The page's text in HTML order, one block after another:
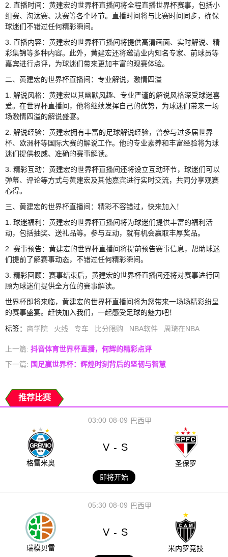
2. 直播时间：黄建宏的世界杯直播间将全程直播世界杯赛事，包括小
组赛、淘汰赛、决赛等各个环节。直播时间将与比赛时间同步，确保
球迷们不错过任何精彩瞬间。
3. 直播内容：黄建宏的世界杯直播间将提供高清画面、实时解说、精
彩集锦等多种内容。此外，黄建宏还将邀请业内知名专家、前球员等
嘉宾进行点评，为球迷们带来更加丰富的观赛体验。
二、黄建宏的世界杯直播间：专业解说，激情四溢
1. 解说风格：黄建宏以其幽默风趣、专业严谨的解说风格深受球迷喜
爱。在世界杯直播间，他将继续发挥自己的优势，为球迷们带来一场
场激情四溢的解说盛宴。
2. 解说经验：黄建宏拥有丰富的足球解说经验，曾参与过多届世界
杯、欧洲杯等国际大赛的解说工作。他的专业素养和丰富经验将为球
迷们提供权威、准确的赛事解读。
3. 精彩互动：黄建宏的世界杯直播间还将设立互动环节，球迷们可以
弹幕、评论等方式与黄建宏及其他嘉宾进行实时交流，共同分享观赛
心得。
三、黄建宏的世界杯直播间：精彩不容错过，快来加入！
1. 球迷福利：黄建宏的世界杯直播间将为球迷们提供丰富的福利活
动，包括抽奖、送礼品等。参与互动，就有机会赢取丰厚奖品。
2. 赛事预告：黄建宏的世界杯直播间将提前预告赛事信息，帮助球迷
们提前了解赛事动态，不错过任何精彩瞬间。
3. 精彩回顾：赛事结束后，黄建宏的世界杯直播间还将对赛事进行回
顾为球迷们提供全方位的赛事解读。
世界杯即将来临，黄建宏的世界杯直播间将为您带来一场场精彩纷呈
的赛事盛宴。赶快加入我们，一起感受足球的魅力吧！
标签： 商学院 火线 专车 比分限购 NBA软件 周琦在NBA
上一篇: 抖音体育世界杯直播，何辉的精彩点评
下一篇: 国足赢世界杯：辉煌时刻背后的坚韧与智慧
推荐比赛
08-09
03:00 巴西甲
格雷米奥
V - S
圣保罗
即将开始
08-09
05:30 巴西甲
瑞模贝雷
V - S
米内罗竞技